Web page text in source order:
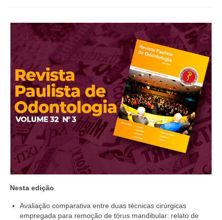
Nesta edição
Avaliação comparativa entre duas técnicas cirúrgicas
empregada para remoção de tórus mandibular: relato de